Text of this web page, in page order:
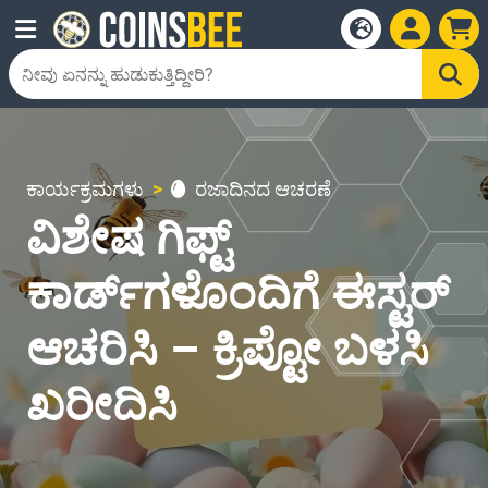
ಕಾರ್ಯಕ್ರಮಗಳು ರಜಾದಿನದ ಆಚರಣೆ
ವಿಶೇಷ ಗಿಫ್ಟ್
ಕಾರ್ಡ್‌ಗಳೊಂದಿಗೆ ಈಸ್ಟರ್
ಆಚರಿಸಿ – ಕ್ರಿಪ್ಟೋ ಬಳಸಿ
ಖರೀದಿಸಿ